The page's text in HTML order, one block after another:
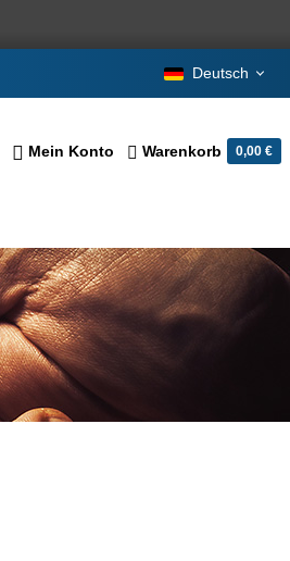
Deutsch
Mein Konto Warenkorb 0,00 €